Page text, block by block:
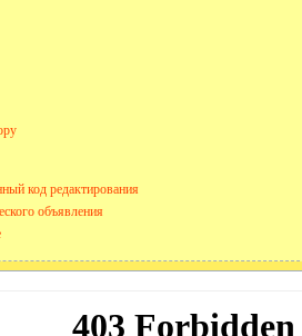
код редактирования
объявления